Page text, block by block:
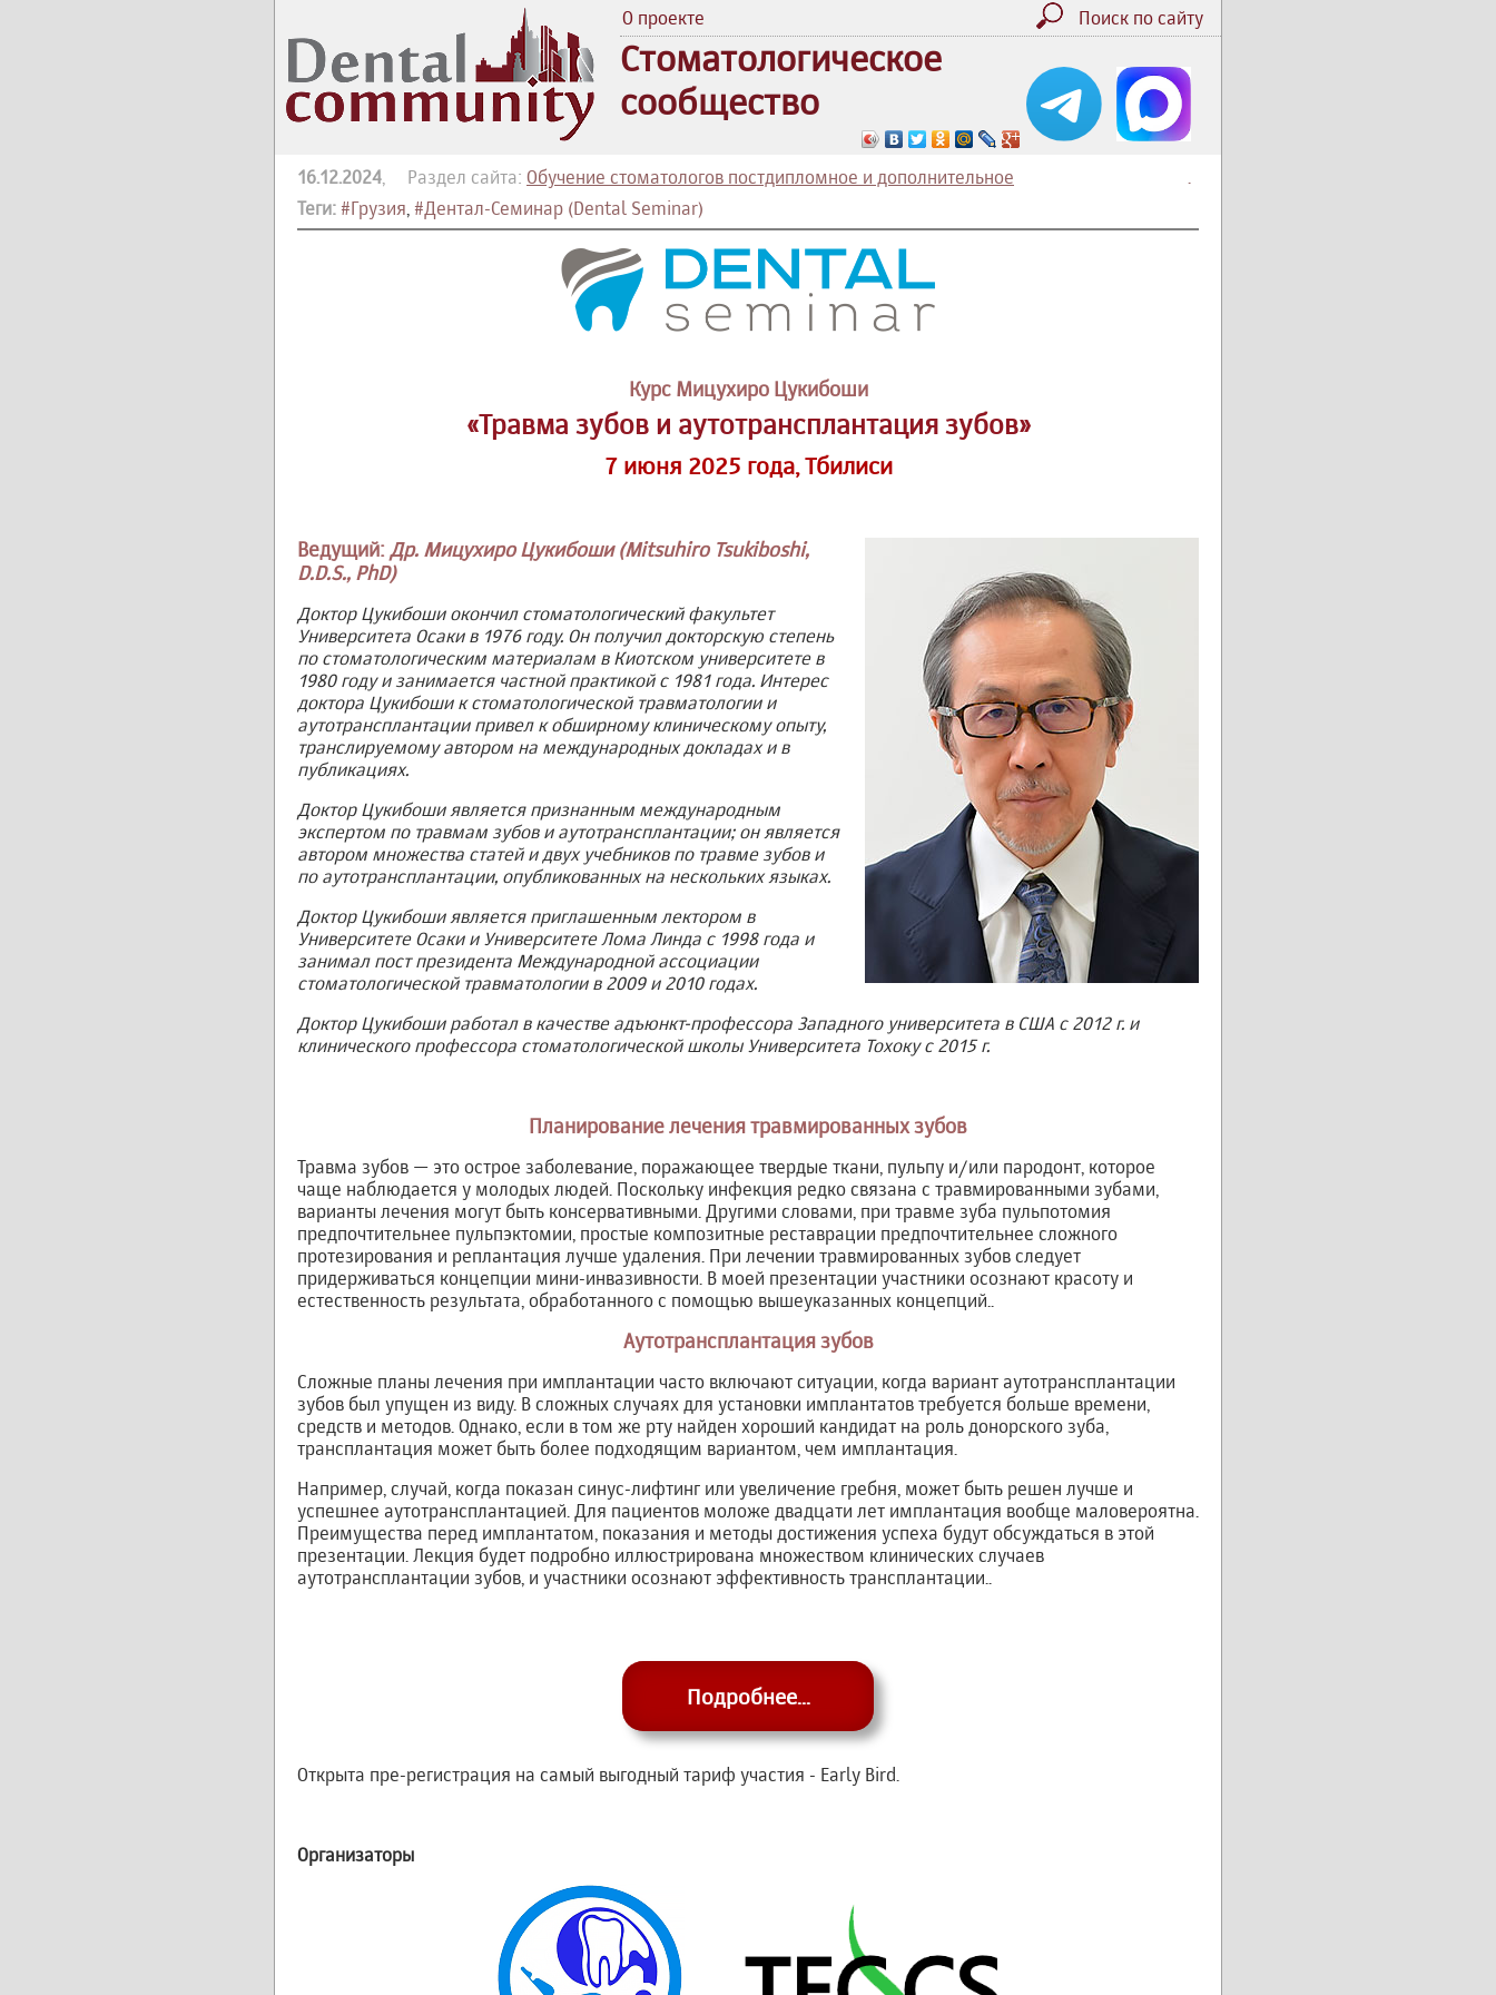
О проекте Поиск по сайту
Стоматологическое
сообщество
.
16.12.2024, Раздел сайта: Обучение стоматологов постдипломное и дополнительное
Теги: #Грузия, #Дентал-Семинар (Dental Seminar)
Курс Мицухиро Цукибоши
«Травма зубов и аутотрансплантация зубов»
7 июня 2025 года, Тбилиси
Ведущий: Др. Мицухиро Цукибоши (Mitsuhiro Tsukiboshi,
D.D.S., PhD)
Доктор Цукибоши окончил стоматологический факультет
Университета Осаки в 1976 году. Он получил докторскую степень
по стоматологическим материалам в Киотском университете в
1980 году и занимается частной практикой с 1981 года. Интерес
доктора Цукибоши к стоматологической травматологии и
аутотрансплантации привел к обширному клиническому опыту,
транслируемому автором на международных докладах и в
публикациях.
Доктор Цукибоши является признанным международным
экспертом по травмам зубов и аутотрансплантации; он является
автором множества статей и двух учебников по травме зубов и
по аутотрансплантации, опубликованных на нескольких языках.
Доктор Цукибоши является приглашенным лектором в
Университете Осаки и Университете Лома Линда с 1998 года и
занимал пост президента Международной ассоциации
стоматологической травматологии в 2009 и 2010 годах.
Доктор Цукибоши работал в качестве адъюнкт-профессора Западного университета в США с 2012 г. и
клинического профессора стоматологической школы Университета Тохоку с 2015 г.
Планирование лечения травмированных зубов
Травма зубов — это острое заболевание, поражающее твердые ткани, пульпу и/или пародонт, которое
чаще наблюдается у молодых людей. Поскольку инфекция редко связана с травмированными зубами,
варианты лечения могут быть консервативными. Другими словами, при травме зуба пульпотомия
предпочтительнее пульпэктомии, простые композитные реставрации предпочтительнее сложного
протезирования и реплантация лучше удаления. При лечении травмированных зубов следует
придерживаться концепции мини-инвазивности. В моей презентации участники осознают красоту и
естественность результата, обработанного с помощью вышеуказанных концепций..
Аутотрансплантация зубов
Сложные планы лечения при имплантации часто включают ситуации, когда вариант аутотрансплантации
зубов был упущен из виду. В сложных случаях для установки имплантатов требуется больше времени,
средств и методов. Однако, если в том же рту найден хороший кандидат на роль донорского зуба,
трансплантация может быть более подходящим вариантом, чем имплантация.
Например, случай, когда показан синус-лифтинг или увеличение гребня, может быть решен лучше и
успешнее аутотрансплантацией. Для пациентов моложе двадцати лет имплантация вообще маловероятна.
Преимущества перед имплантатом, показания и методы достижения успеха будут обсуждаться в этой
презентации. Лекция будет подробно иллюстрирована множеством клинических случаев
аутотрансплантации зубов, и участники осознают эффективность трансплантации..
Подробнее...
Открыта пре-регистрация на самый выгодный тариф участия - Early Bird.
Организаторы